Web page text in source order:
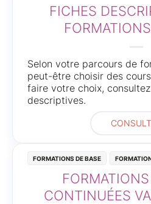
FICHES
Selon votre parcours de
peut-être choisir des
faire votre choix,
descriptives.
Formations de base
FORMATIONS
CONTINUÉES